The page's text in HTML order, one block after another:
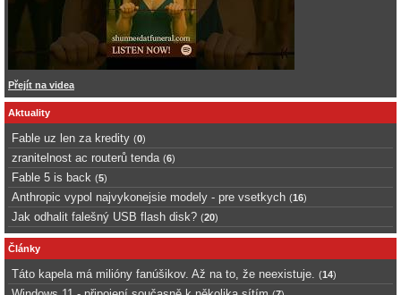
Přejít na videa
Aktuality
Fable uz len za kredity (0)
zranitelnost ac routerů tenda (6)
Fable 5 is back (5)
Anthropic vypol najvykonejsie modely - pre vsetkych (16)
Jak odhalit falešný USB flash disk? (20)
Články
Táto kapela má milióny fanúšikov. Až na to, že neexistuje. (14)